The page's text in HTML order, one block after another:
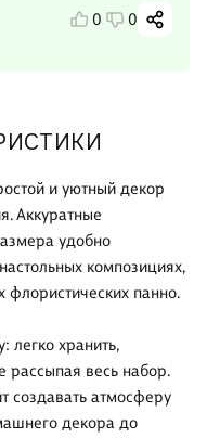
и уютный декор
Аккуратные
удобно
композициях,
панно.
легко хранить,
рассыпая весь набор.
создавать атмосферу
декора до
0 0